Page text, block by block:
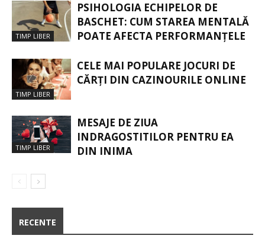
TIMP LIBER
PSIHOLOGIA ECHIPELOR DE
BASCHET: CUM STAREA MENTALĂ
POATE AFECTA PERFORMANȚELE
TIMP LIBER
CELE MAI POPULARE JOCURI DE
CĂRȚI DIN CAZINOURILE ONLINE
TIMP LIBER
MESAJE DE ZIUA
INDRAGOSTITILOR PENTRU EA
DIN INIMA
RECENTE